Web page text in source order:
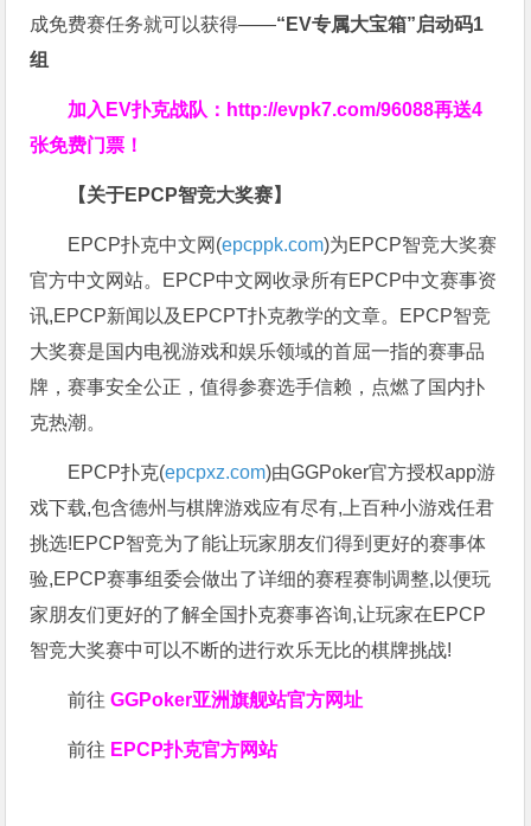
成免费赛任务就可以获得——“EV专属大宝箱”启动码1
组
加入EV扑克战队： http://evpk7.com/96088再送4
张免费门票！
【关于EPCP智竞大奖赛】
EPCP扑克中文网(epcppk.com)为EPCP智竞大奖赛
官方中文网站。EPCP中文网收录所有EPCP中文赛事资
讯,EPCP新闻以及EPCPT扑克教学的文章。EPCP智竞
大奖赛是国内电视游戏和娱乐领域的首屈一指的赛事品
牌，赛事安全公正，值得参赛选手信赖，点燃了国内扑
克热潮。
EPCP扑克(epcpxz.com)由GGPoker官方授权app游
戏下载,包含德州与棋牌游戏应有尽有,上百种小游戏任君
挑选!EPCP智竞为了能让玩家朋友们得到更好的赛事体
验,EPCP赛事组委会做出了详细的赛程赛制调整,以便玩
家朋友们更好的了解全国扑克赛事咨询,让玩家在EPCP
智竞大奖赛中可以不断的进行欢乐无比的棋牌挑战!
前往GGPoker亚洲旗舰站官方网址
前往 EPCP扑克官方网站